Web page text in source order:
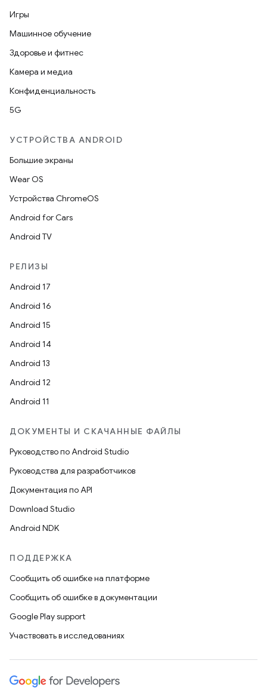
Игры
Машинное обучение
Здоровье и фитнес
Камера и медиа
Конфиденциальность
5G
УСТРОЙСТВА ANDROID
Большие экраны
Wear OS
Устройства ChromeOS
Android for Cars
Android TV
РЕЛИЗЫ
Android 17
Android 16
Android 15
Android 14
Android 13
Android 12
Android 11
ДОКУМЕНТЫ И СКАЧАННЫЕ ФАЙЛЫ
Руководство по Android Studio
Руководства для разработчиков
Документация по API
Download Studio
Android NDK
ПОДДЕРЖКА
Сообщить об ошибке на платформе
Сообщить об ошибке в документации
Google Play support
Участвовать в исследованиях